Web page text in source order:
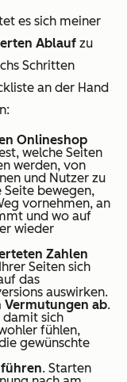
es sich meiner
Ablauf zu
Schritten
an der Hand
Onlineshop
welche Seiten
werden, von
und Nutzer zu
Seite bewegen,
vornehmen, an
und wo auf
wieder
Zahlen
Seiten sich
das
auswirken.
Vermutungen ab.
damit sich
fühlen,
gewünschte
. Starten